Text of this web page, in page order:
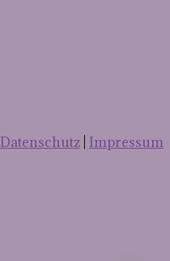
Datenschutz Impressum